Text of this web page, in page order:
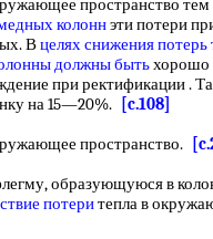
пространство
колоннэти потери
Вцелях сниженияпотерь
должны бытьхорошо
при ректификации .
на 15—20%.
[c.108]
пространство.
образующуюся в
потеритепла в